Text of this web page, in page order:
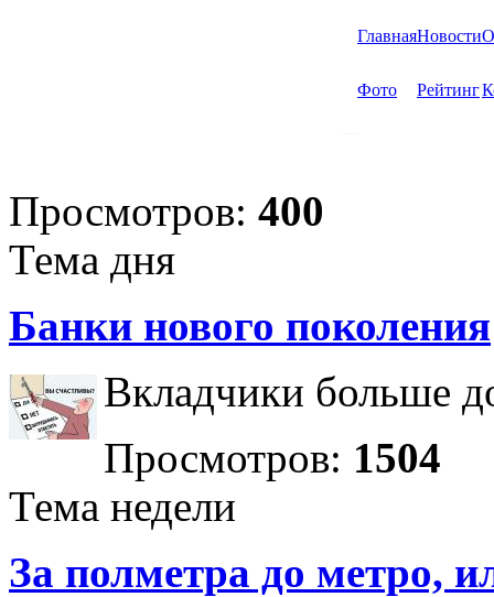
ГлавнаяНовости
Фото Рейтинг
Просмотров: 400
Тема дня
Банки нового поколения
Вкладчики больше
Просмотров: 1504
Тема недели
За полметра до метро,